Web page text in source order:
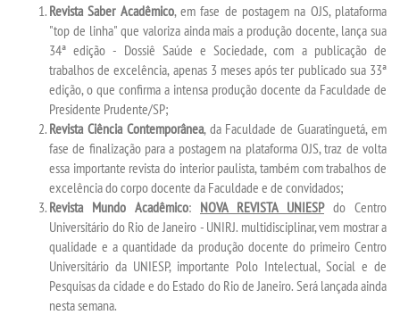
PUBLICAÇÕES
DESTAQUES
UNIESP NEWS
REPOSITÓRIO
PORTARIAS
LOGIN
Revista Saber Acadêmico, em fase de postagem na OJS, plataforma
"top de linha" que valoriza ainda mais a produção docente, lança sua
34ª edição - Dossiê Saúde e Sociedade, com a publicação de
trabalhos de excelência, apenas 3 meses após ter publicado sua 33ª
edição, o que confirma a intensa produção docente da Faculdade de
Presidente Prudente/SP;
Revista Ciência Contemporânea, da Faculdade de Guaratinguetá, em
fase de finalização para a postagem na plataforma OJS, traz de volta
essa importante revista do interior paulista, também com trabalhos de
excelência do corpo docente da Faculdade e de convidados;
Revista Mundo Acadêmico: NOVA REVISTA UNIESPdo Centro
Universitário do Rio de Janeiro - UNIRJ. multidisciplinar, vem mostrar a
qualidade e a quantidade da produção docente do primeiro Centro
Universitário da UNIESP, importante Polo Intelectual, Social e de
Pesquisas da cidade e do Estado do Rio de Janeiro. Será lançada ainda
nesta semana.